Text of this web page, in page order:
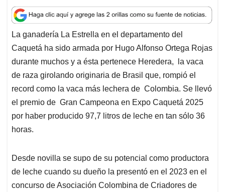
a
t
s
A
p
p
c
e
b
o
o
k
n
k
e
d
I
n
a
i
l
r
e
a
d
s
La ganadería La Estrella en el departamento del
Caquetá ha sido armada por Hugo Alfonso Ortega Rojas
durante muchos y a ésta pertenece Heredera, la vaca
de raza girolando originaria de Brasil que, rompió el
record como la vaca más lechera de Colombia. Se llevó
el premio de Gran Campeona en Expo Caquetá 2025
por haber producido 97,7 litros de leche en tan sólo 36
horas.
Desde novilla se supo de su potencial como productora
de leche cuando su dueño la presentó en el 2023 en el
concurso de Asociación Colombina de Criadores de